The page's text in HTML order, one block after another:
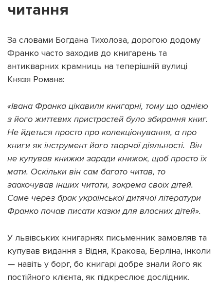
читання
За словами Богдана Тихолоза, дорогою додому
Франко часто заходив до книгарень та
антикварних крамниць на теперішній вулиці
Князя Романа:
«Івана Франка цікавили книгарні, тому що однією
з його життєвих пристрастей було збирання книг.
Не йдеться просто про колекціонування, а про
книги як інструмент його творчої діяльності. Він
не купував книжки заради книжок, щоб просто їх
мати. Оскільки він сам багато читав, то
заохочував інших читати, зокрема своїх дітей.
Саме через брак української дитячої літератури
Франко почав писати казки для власних дітей».
У львівських книгарнях письменник замовляв та
купував видання з Відня, Кракова, Берліна, інколи
— навіть у борг, бо книгарі добре знали його як
постійного клієнта, як підкреслює дослідник.